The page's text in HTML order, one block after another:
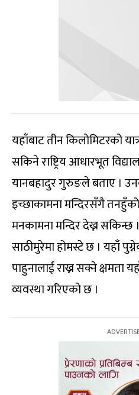
यहाँबाट तीन किलोमिटरको
सकिने राष्ट्रिय आधारभूत
यानबहादुर गुरुङले बताए ।
इच्छाकामना मन्दिरसँगै
मनकामना मन्दिर देख्न सकिन्छ
साठीमुरेमा होमस्टे छ । यहाँ
पाहुनालाई राख्न सक्ने क्षमता
व्यवस्था गरिएको छ ।